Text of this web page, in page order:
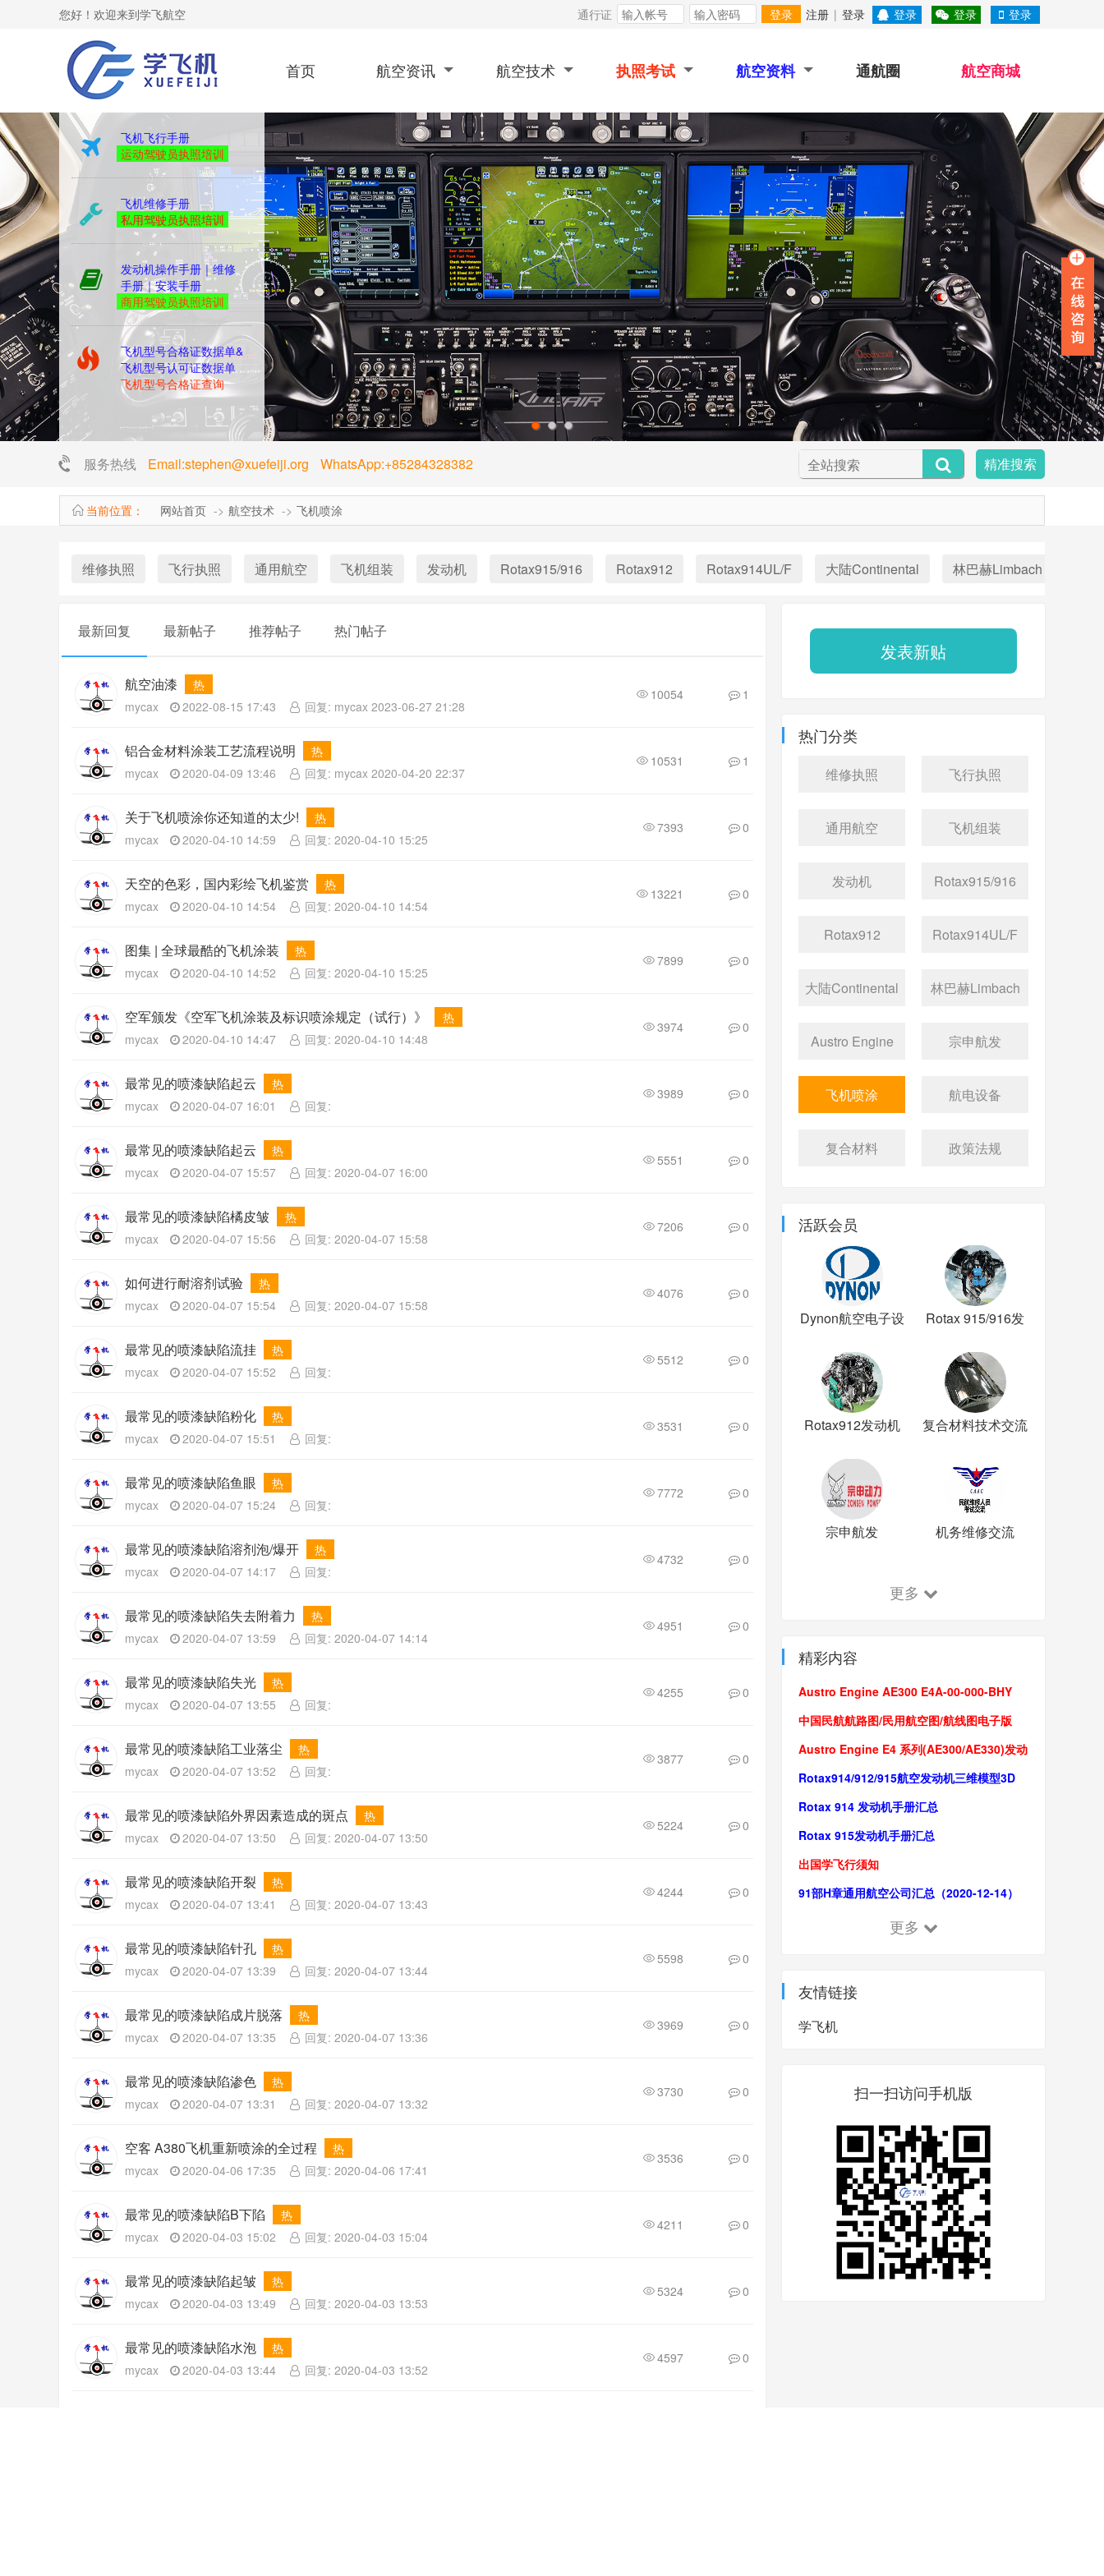
您好！欢迎来到学飞航空 通行证 登录 注册 | 登录 登录 登录 登录
首页 航空资讯 航空技术 执照考试 航空资料 通航圈 航空商城
yibiao
飞机飞行手册
运动驾驶员执照培训
飞机维修手册
私用驾驶员执照培训
发动机操作手册｜维修
手册｜安装手册
商用驾驶员执照培训
飞机型号合格证数据单&
飞机型号认可证数据单
飞机型号合格证查询
服务热线 Email:stephen@xuefeiji.org WhatsApp:+85284328382 精准搜索
当前位置： 网站首页 航空技术 飞机喷涂
维修执照 飞行执照 通用航空 飞机组装 发动机 Rotax915/916 Rotax912 Rotax914UL/F 大陆Continental 林巴赫Limbach
最新回复 最新帖子 推荐帖子 热门帖子
航空油漆
热
mycax
2022-08-15 17:43 回复: mycax 2023-06-27 21:28
10054 1
铝合金材料涂装工艺流程说明
热
mycax
2020-04-09 13:46 回复: mycax 2020-04-20 22:37
10531 1
关于飞机喷涂你还知道的太少!
热
mycax
2020-04-10 14:59 回复: 2020-04-10 15:25
7393 0
天空的色彩，国内彩绘飞机鉴赏
热
mycax
2020-04-10 14:54 回复: 2020-04-10 14:54
13221 0
图集 | 全球最酷的飞机涂装
热
mycax
2020-04-10 14:52 回复: 2020-04-10 15:25
7899 0
空军颁发《空军飞机涂装及标识喷涂规定（试行）》
热
mycax
2020-04-10 14:47 回复: 2020-04-10 14:48
3974 0
最常见的喷漆缺陷起云
热
mycax
2020-04-07 16:01 回复:
3989 0
最常见的喷漆缺陷起云
热
mycax
2020-04-07 15:57 回复: 2020-04-07 16:00
5551 0
最常见的喷漆缺陷橘皮皱
热
mycax
2020-04-07 15:56 回复: 2020-04-07 15:58
7206 0
如何进行耐溶剂试验
热
mycax
2020-04-07 15:54 回复: 2020-04-07 15:58
4076 0
最常见的喷漆缺陷流挂
热
mycax
2020-04-07 15:52 回复:
5512 0
最常见的喷漆缺陷粉化
热
mycax
2020-04-07 15:51 回复:
3531 0
最常见的喷漆缺陷鱼眼
热
mycax
2020-04-07 15:24 回复:
7772 0
最常见的喷漆缺陷溶剂泡/爆开
热
mycax
2020-04-07 14:17 回复:
4732 0
最常见的喷漆缺陷失去附着力
热
mycax
2020-04-07 13:59 回复: 2020-04-07 14:14
4951 0
最常见的喷漆缺陷失光
热
mycax
2020-04-07 13:55 回复:
4255 0
最常见的喷漆缺陷工业落尘
热
mycax
2020-04-07 13:52 回复:
3877 0
最常见的喷漆缺陷外界因素造成的斑点
热
mycax
2020-04-07 13:50 回复: 2020-04-07 13:50
5224 0
最常见的喷漆缺陷开裂
热
mycax
2020-04-07 13:41 回复: 2020-04-07 13:43
4244 0
最常见的喷漆缺陷针孔
热
mycax
2020-04-07 13:39 回复: 2020-04-07 13:44
5598 0
最常见的喷漆缺陷成片脱落
热
mycax
2020-04-07 13:35 回复: 2020-04-07 13:36
3969 0
最常见的喷漆缺陷渗色
热
mycax
2020-04-07 13:31 回复: 2020-04-07 13:32
3730 0
空客 A380飞机重新喷涂的全过程
热
mycax
2020-04-06 17:35 回复: 2020-04-06 17:41
3536 0
最常见的喷漆缺陷B下陷
热
mycax
2020-04-03 15:02 回复: 2020-04-03 15:04
4211 0
最常见的喷漆缺陷起皱
热
mycax
2020-04-03 13:49 回复: 2020-04-03 13:53
5324 0
最常见的喷漆缺陷水泡
热
mycax
2020-04-03 13:44 回复: 2020-04-03 13:52
4597 0
发表新贴
热门分类
维修执照 飞行执照
通用航空 飞机组装
发动机 Rotax915/916
Rotax912 Rotax914UL/F
大陆Continental 林巴赫Limbach
Austro Engine 宗申航发
飞机喷涂 航电设备
复合材料 政策法规
活跃会员
Dynon航空电子设
Rotax 915/916发
Rotax912发动机 复合材料技术交流
宗申航发 机务维修交流
更多
精彩内容
Austro Engine AE300 E4A-00-000-BHY
Scope of supply发动机供应组件
​中国民航航路图/民用航空图/航线图电子版
(2022更新)
Austro Engine E4 系列(AE300/AE330)发动
机操作手册/维修手册
Rotax914/912/915航空发动机三维模型3D
Model(IGS/stp/X_t格式)
Rotax 914 发动机手册汇总
Rotax 915发动机手册汇总
出国学飞行须知
91部H章通用航空公司汇总（2020-12-14）
更多
友情链接
学飞机
扫一扫访问手机版